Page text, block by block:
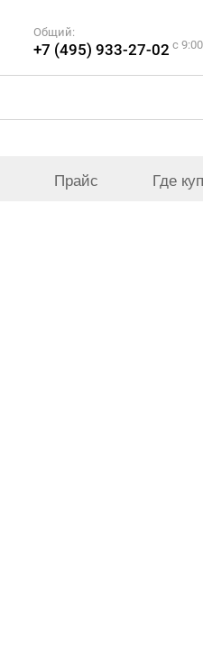
Общий:
+7 (495) 933-27-02 c
Прайс Где